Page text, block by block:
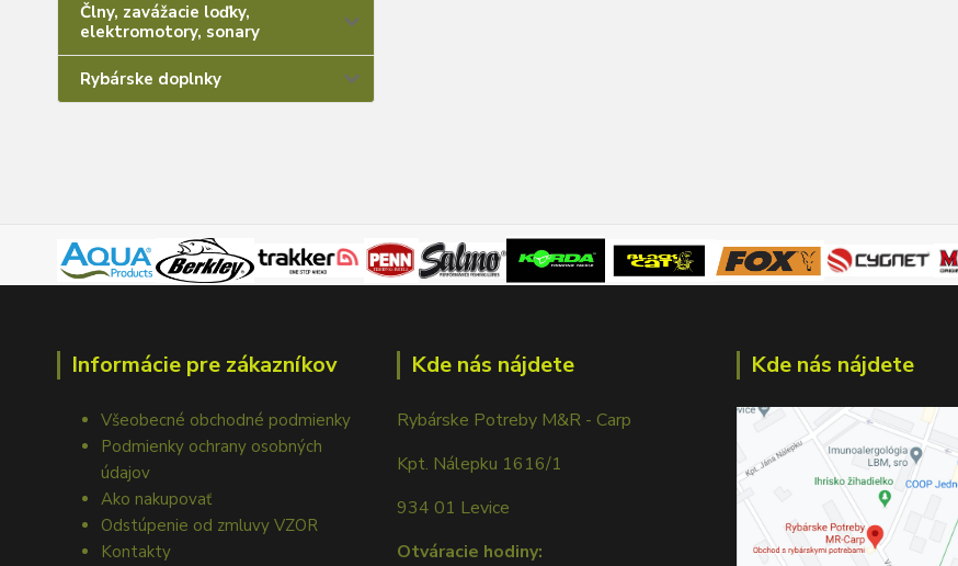
Člny, zavážacie loďky,
elektromotory, sonary
Rybárske doplnky
Informácie pre zákazníkov
Všeobecné obchodné podmienky
Podmienky ochrany osobných
údajov
Ako nakupovať
Odstúpenie od zmluvy VZOR
Kontakty
Kde nás nájdete
Rybárske Potreby M&R - Carp
Kpt. Nálepku 1616/1
934 01 Levice
Otváracie hodiny:
Kde nás nájdete